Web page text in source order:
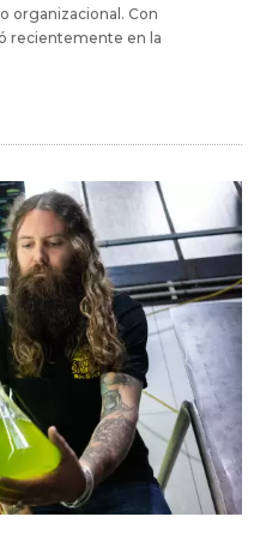
organizacional. Con
recientemente en la